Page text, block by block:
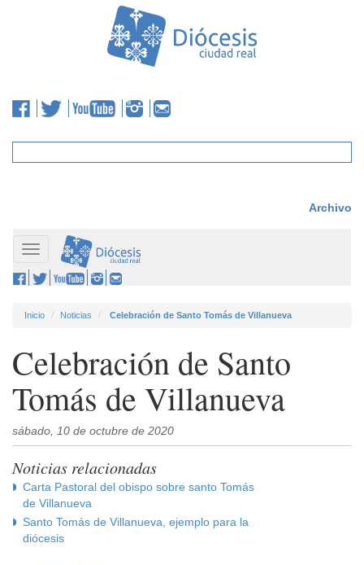
Archivo
Toggle
navigation
Inicio Noticias Celebración de Santo Tomás de Villanueva
Celebración de Santo
Tomás de Villanueva
sábado, 10 de octubre de 2020
Noticias relacionadas
Carta Pastoral del obispo sobre santo Tomás
de Villanueva
Santo Tomás de Villanueva, ejemplo para la
diócesis